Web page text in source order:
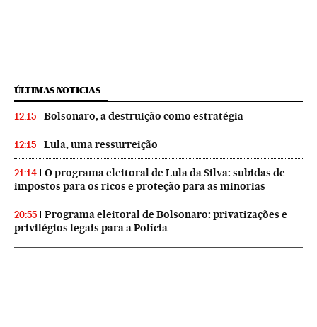
ÚLTIMAS NOTICIAS
12:15 Bolsonaro, a destruição como estratégia
12:15 Lula, uma ressurreição
21:14
O programa eleitoral de Lula da Silva: subidas de
impostos para os ricos e proteção para as minorias
20:55
Programa eleitoral de Bolsonaro: privatizações e
privilégios legais para a Polícia